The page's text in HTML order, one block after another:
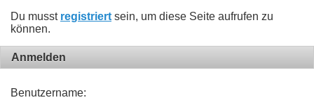
Du musst registriert sein, um diese Seite aufrufen zu
können.
Anmelden
Benutzername: